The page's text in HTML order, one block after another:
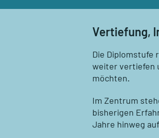
​​​​​​​Vertiefung,
Die Diplomstufe
weiter vertiefen
möchten.
Im Zentrum
bisherigen
Jahre hinweg